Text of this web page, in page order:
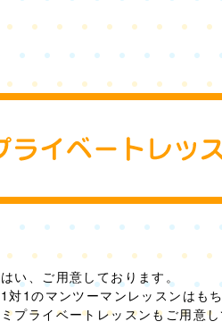
はい、ご用意しております。
1対1のマンツーマンレッスンはも
ミプライベートレッスンもご用意